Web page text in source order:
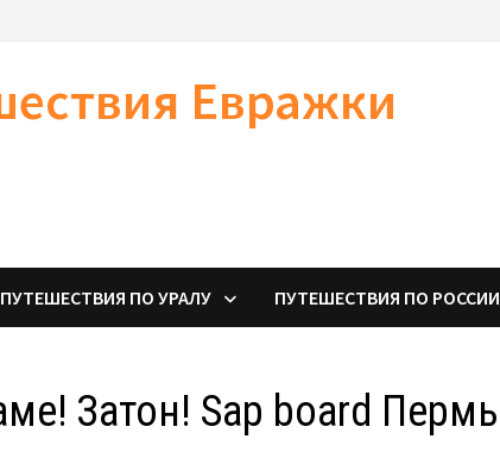
Евражки
ПУТЕШЕСТВИЯ ПО УРАЛУ ПУТЕШЕСТВИЯ ПО РОССИИ
Затон! Sap board Пермь